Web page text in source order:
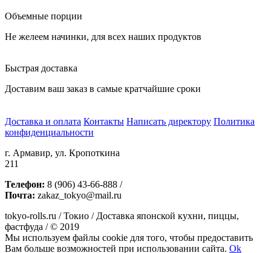
Объемные порции
Не желеем начинки, для всех наших продуктов
Быстрая доставка
Доставим ваш заказ в самые кратчайшие сроки
Доставка и оплата Контакты Написать директору Политика
конфиденциальности
г. Армавир, ул. Кропоткина
211
Телефон: 8 (906) 43-66-888 /
Почта: zakaz_tokyo@mail.ru
tokyo-rolls.ru / Токио / Доставка японской кухни, пиццы,
фастфуда / © 2019
Мы используем файлы cookie для того, чтобы предоставить
Вам больше возможностей при использовании сайта. Ok